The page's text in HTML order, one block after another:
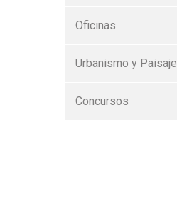
Oficinas
Urbanismo y Paisaje
Concursos